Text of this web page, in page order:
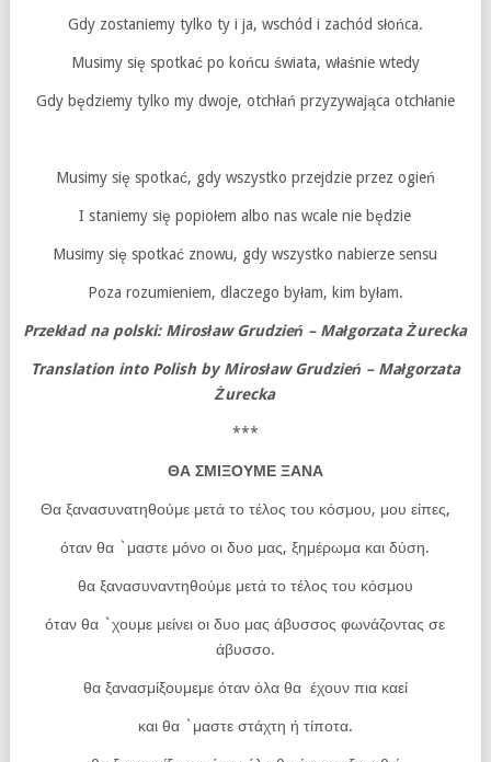
Gdy zostaniemy tylko ty i ja, wschód i zachód słońca.
Musimy się spotkać po końcu świata, właśnie wtedy
Gdy będziemy tylko my dwoje, otchłań przyzywająca otchłanie
Musimy się spotkać, gdy wszystko przejdzie przez ogień
I staniemy się popiołem albo nas wcale nie będzie
Musimy się spotkać znowu, gdy wszystko nabierze sensu
Poza rozumieniem, dlaczego byłam, kim byłam.
Przekład na polski: Mirosław Grudzień – Małgorzata Żurecka
Translation into Polish by Mirosław Grudzień – Małgorzata
Żurecka
***
ΘΑ ΣΜΙΞΟΥΜΕ ΞΑΝΑ
Θα ξανασυνατηθούμε μετά το τέλος του κόσμου, μου είπες,
όταν θα `μαστε μόνο οι δυο μας, ξημέρωμα και δύση.
θα ξανασυναντηθούμε μετά το τέλος του κόσμου
όταν θα `χουμε μείνει οι δυο μας άβυσσος φωνάζοντας σε
άβυσσο.
θα ξανασμίξουμεμε όταν όλα θα έχουν πια καεί
και θα `μαστε στάχτη ή τίποτα.